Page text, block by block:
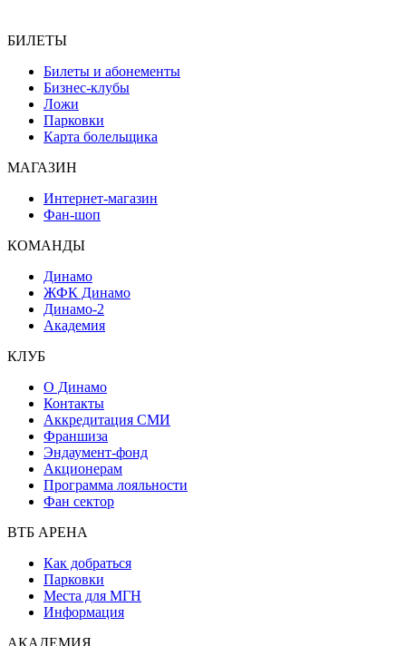
БИЛЕТЫ
Билеты и абонементы
Бизнес-клубы
Ложи
Парковки
Карта болельщика
МАГАЗИН
Интернет-магазин
Фан-шоп
КОМАНДЫ
Динамо
ЖФК Динамо
Динамо-2
Академия
КЛУБ
О Динамо
Контакты
Аккредитация СМИ
Франшиза
Эндаумент-фонд
Акционерам
Программа лояльности
Фан сектор
ВТБ АРЕНА
Как добраться
Парковки
Места для МГН
Информация
АКАДЕМИЯ